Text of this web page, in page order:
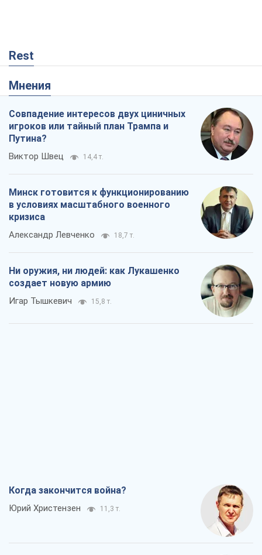
Rest
Мнения
Совпадение интересов двух циничных
игроков или тайный план Трампа и
Путина?
Виктор Швец 14,4 т.
Минск готовится к функционированию
в условиях масштабного военного
кризиса
Александр Левченко 18,7 т.
Ни оружия, ни людей: как Лукашенко
создает новую армию
Игар Тышкевич 15,8 т.
Когда закончится война?
Юрий Христензен 11,3 т.